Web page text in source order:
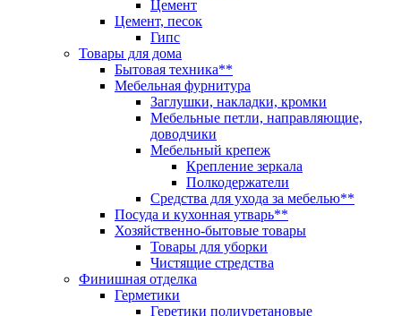
Цемент
Цемент, песок
Гипс
Товары для дома
Бытовая техника**
Мебельная фурнитура
Заглушки, накладки, кромки
Мебельные петли, направляющие,
доводчики
Мебельный крепеж
Крепление зеркала
Полкодержатели
Средства для ухода за мебелью**
Посуда и кухонная утварь**
Хозяйственно-бытовые товары
Товары для уборки
Чистящие стредства
Финишная отделка
Герметики
Геретики полиуретановые